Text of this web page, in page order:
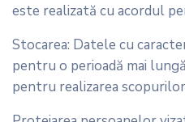
este realizată cu acordul
Stocarea: Datele cu
pentru o perioadă mai
pentru realizarea